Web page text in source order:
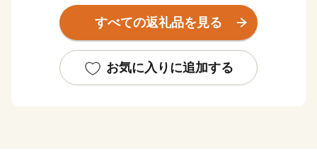
すべての返礼品を見る
お気に入りに追加する